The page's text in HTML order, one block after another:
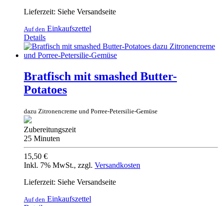
Lieferzeit: Siehe Versandseite
Auf den Einkaufszettel
Details
Bratfisch mit smashed Butter-
Potatoes
dazu Zitronencreme und Porree-Petersilie-Gemüse
Zubereitungszeit
25 Minuten
15,50 €
Inkl. 7% MwSt., zzgl. Versandkosten
Lieferzeit: Siehe Versandseite
Auf den Einkaufszettel